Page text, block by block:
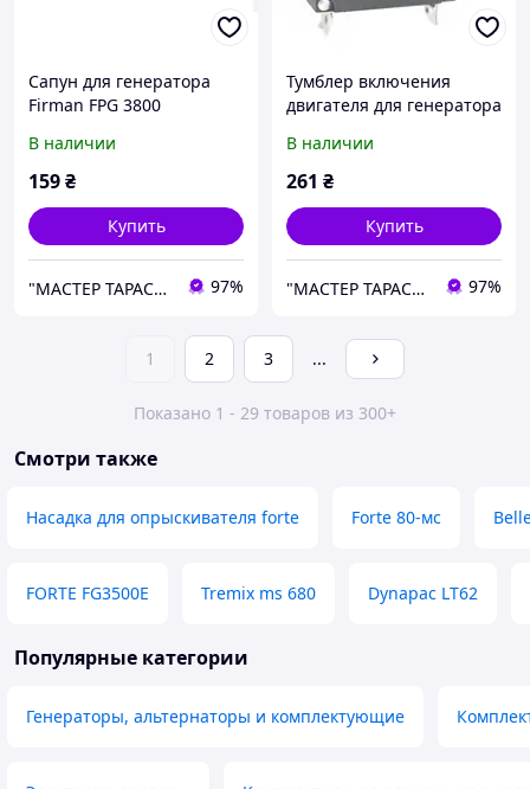
Сапун для генератора
Firman FPG 3800
В наличии
159₴
Купить
"МАСТЕР ТАРАС" интернет магазин запчастей и комплеткующих 97%
Тумблер включения
двигателя для генератора
В наличии
261 ₴
Купить
"МАСТЕР ТАРАС" интернет магазин запчастей и комплеткующих 97%
1 2 3 ...
Показано 1 - 29 товаров из 300+
Смотри также
Насадка для опрыскивателя forte Forte 80-мс
FORTE FG3500E Tremix ms 680 Dynapac LT62
Популярные категории
Генераторы, альтернаторы и комплектующие